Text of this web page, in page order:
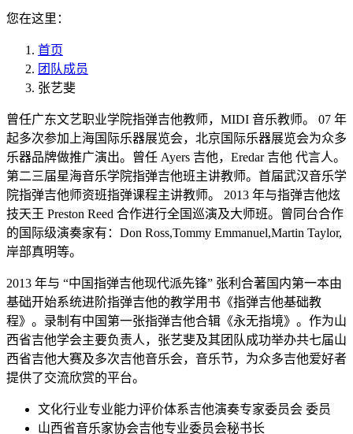
您在这里：
首页
团队成员
张艺斐
曾任广东文艺职业学院指弹吉他教师，MIDI 音乐教师。 07 年
起多次参加上海国际乐器展览会，北京国际乐器展览会为众多
乐器品牌做推广演出。曾任 Ayers 吉他，Eredar 吉他 代言人。
第二三届星海音乐学院指弹吉他班主讲教师。首届武汉音乐学
院指弹吉他师资班指弹课程主讲教师。 2013 年与指弹吉他炫
技天王 Preston Reed 合作进行全国巡演及大师班。曾同台合作
的国际级演奏家有：Don Ross,Tommy Emmanuel,Martin Taylor,
岸部真明等。
2013 年与 “中国指弹吉他现代派先锋” 张利合著国内第一本由
基础开始系统进阶指弹吉他的教学用书《指弹吉他基础教
程》。录制有中国第一张指弹吉他合辑《永无指境》。作为山
西省吉他学会主要负责人，张艺斐及其团队成功举办共七届山
西省吉他大赛及多次吉他音乐会，音乐节，为众多吉他爱好者
提供了交流欣赏的平台。
文化行业专业能力评价体系吉他演奏专家委员会 委员
山西省音乐家协会吉他专业委员会秘书长